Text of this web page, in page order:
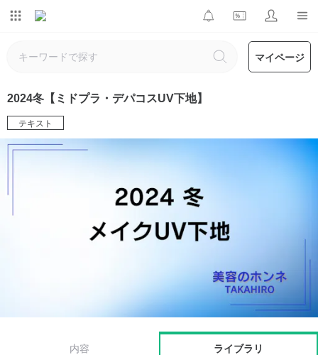
マイページ
2024冬【ミドプラ・デパコスUV下地】
テキスト
内容 ライブラリ